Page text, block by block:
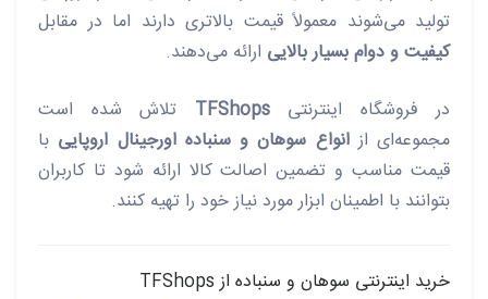
تولید می‌شوند معمولاً قیمت بالاتری دارند اما در مقابل
کیفیت و دوام بسیار بالایی ارائه می‌دهند.
در فروشگاه اینترنتیTFShops تلاش شده است
مجموعه‌ای ازانواع سوهان و سنباده اورجینال اروپایی با
قیمت مناسب و تضمین اصالت کالا ارائه شود تا کاربران
بتوانند با اطمینان ابزار مورد نیاز خود را تهیه کنند.
خرید اینترنتی سوهان و سنباده از TFShops